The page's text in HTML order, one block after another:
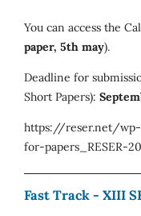
You can access the
paper, 5th may).
Deadline for
Short Papers):
https://reser.net/
for-papers_RESER-
Fast Track - XIII